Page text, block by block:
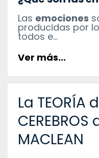
Las emociones
producidas por
todos e...
Ver más...
La TEORÍA
CEREBROS
MACLEAN